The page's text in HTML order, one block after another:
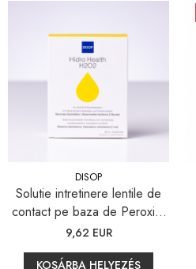
DISOP
Solutie intretinere lentile de
contact pe baza de Peroxid,
Hidro Health H2O2, 60 ml
9,62 EUR
KOSÁRBA HELYEZÉS